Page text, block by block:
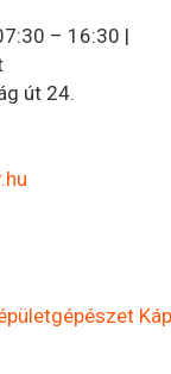
– 16:30 |
út 24.